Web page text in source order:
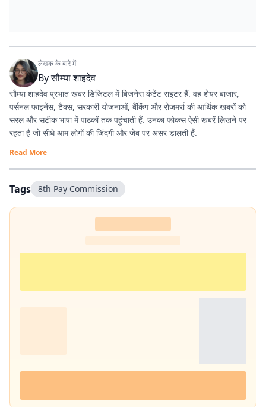
लेखक के बारे में
Byसौम्या शाहदेव
सौम्या शाहदेव प्रभात खबर डिजिटल में बिजनेस कंटेंट राइटर हैं. वह शेयर बाजार,
पर्सनल फाइनेंस, टैक्स, सरकारी योजनाओं, बैंकिंग और रोजमर्रा की आर्थिक खबरों को
सरल और सटीक भाषा में पाठकों तक पहुंचाती हैं. उनका फोकस ऐसी खबरें लिखने पर
रहता है जो सीधे आम लोगों की जिंदगी और जेब पर असर डालती हैं.
Read More
Tags 8th Pay Commission